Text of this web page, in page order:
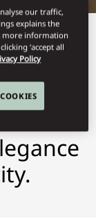
our
our traffic,
explains the
more information
‘accept all
Policy